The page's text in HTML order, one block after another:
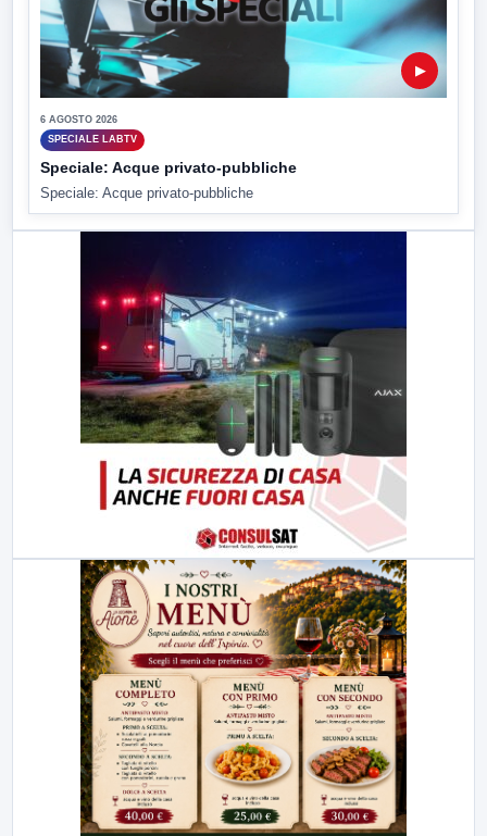
▶
6 AGOSTO 2026
SPECIALE LABTV
Speciale: Acque privato-pubbliche
Speciale: Acque privato-pubbliche